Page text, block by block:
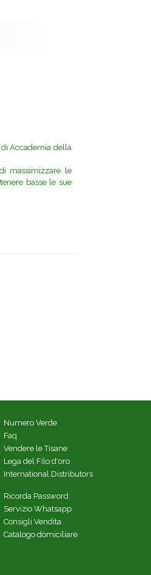
di Accademia della
massimizzare le
basse le sue
Numero Verde
Faq
Vendere le Tisane
Lega del Filo d'oro
International Distributors
Ricorda Password
Servizio Whatsapp
Consigli Vendita
Catalogo domiciliare